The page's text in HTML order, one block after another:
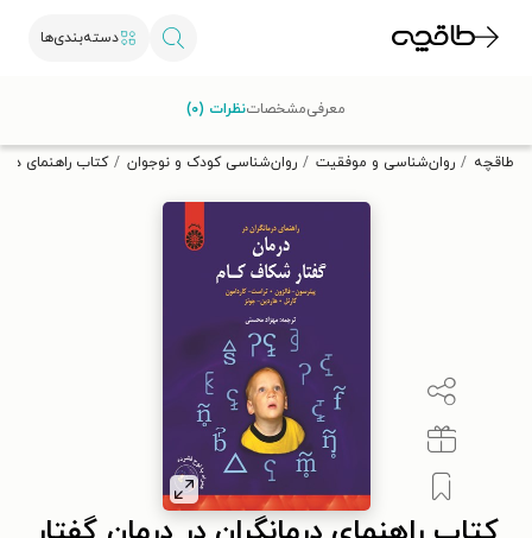
دسته‌بندی‌ها
تخفیف از طاقچه دریافت کن.
طاقچه روان‌شناسی و موفقیت روان‌شناسی کودک و نوجوان کتاب راهنمای
معرفیمشخصاتنظرات (۰)